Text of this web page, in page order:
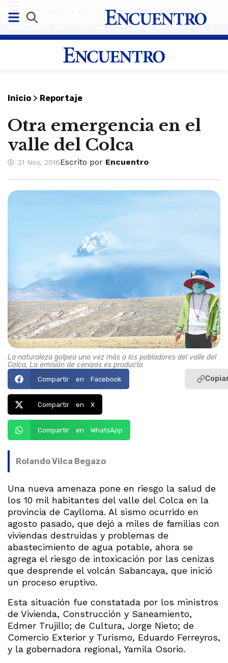
SÁBADO, 8 DE AGOSTO DE 2026|AREQUIPA
Inicio > Reportaje
Otra emergencia en el
valle del Colca
21 Nov, 2016Escrito por Encuentro
La naturaleza golpea una vez más a los pobladores del valle del
Colca. La emisión de cenizas es producto
Compartir en Facebook
Compartir en X
Compartir en WhatsApp
Rolando Vilca Begazo
Una nueva amenaza pone en riesgo la salud de
los 10 mil habitantes del valle del Colca en la
provincia de Caylloma. Al sismo ocurrido en
agosto pasado, que dejó a miles de familias con
viviendas destruidas y problemas de
abastecimiento de agua potable, ahora se
agrega el riesgo de intoxicación por las cenizas
que desprende el volcán Sabancaya, que inició
un proceso eruptivo.
Esta situación fue constatada por los ministros
de Vivienda, Construcción y Saneamiento,
Edmer Trujillo; de Cultura, Jorge Nieto; de
Comercio Exterior y Turismo, Eduardo Ferreyros,
y la gobernadora regional, Yamila Osorio.